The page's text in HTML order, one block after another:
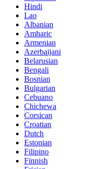
Hindi
Lao
Albanian
Amharic
Armenian
Azerbaijani
Belarusian
Bengali
Bosnian
Bulgarian
Cebuano
Chichewa
Corsican
Croatian
Dutch
Estonian
Filipino
Finnish